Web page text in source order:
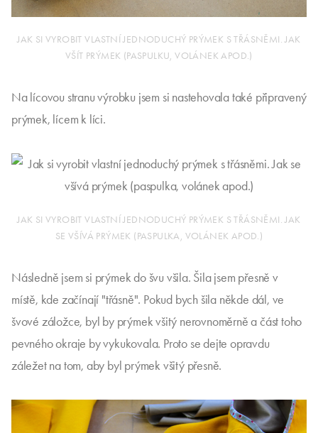
JAK SI VYROBIT VLASTNÍ JEDNODUCHÝ PRÝMEK S TŘÁSNĚMI. JAK
VŠÍT PRÝMEK (PASPULKU, VOLÁNEK APOD.)
Na lícovou stranu výrobku jsem si nastehovala také připravený
prýmek, lícem k líci.
JAK SI VYROBIT VLASTNÍ JEDNODUCHÝ PRÝMEK S TŘÁSNĚMI. JAK
SE VŠÍVÁ PRÝMEK (PASPULKA, VOLÁNEK APOD.)
Následně jsem si prýmek do švu všila. Šila jsem přesně v
místě, kde začínají "třásně". Pokud bych šila někde dál, ve
švové záložce, byl by prýmek všitý nerovnoměrně a část toho
pevného okraje by vykukovala. Proto se dejte opravdu
záležet na tom, aby byl prýmek všitý přesně.